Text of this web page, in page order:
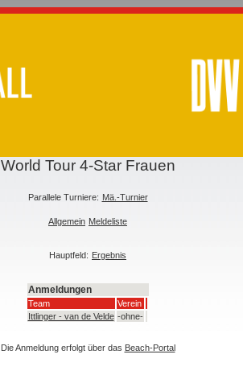
World Tour 4-Star Frauen
Parallele Turniere: Mä.-Turnier
Allgemein Meldeliste
Hauptfeld: Ergebnis
Anmeldungen
Team
Verein
Ittlinger - van de Velde -ohne-
Die Anmeldung erfolgt über das Beach-Portal